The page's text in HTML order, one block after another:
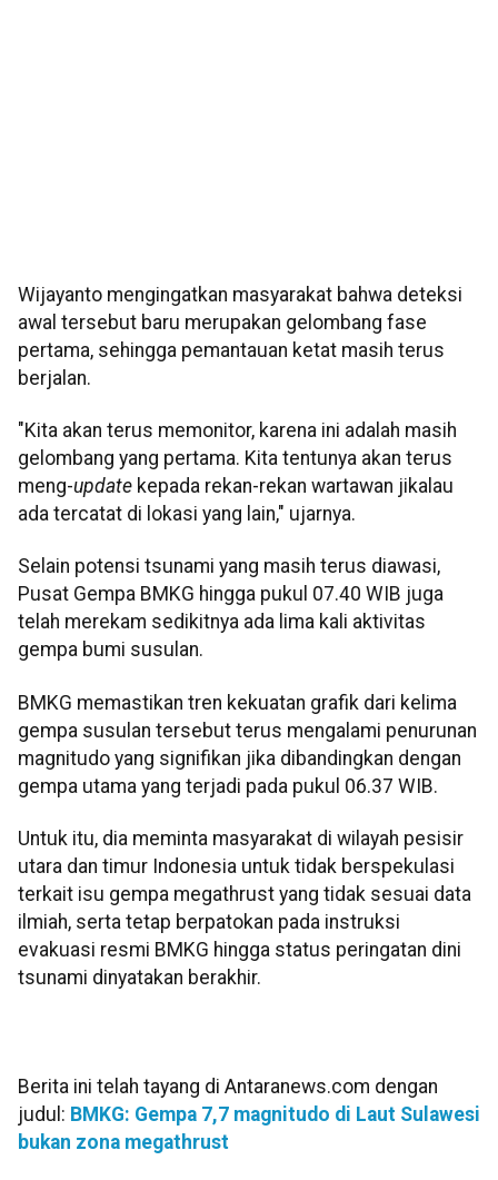
Wijayanto mengingatkan masyarakat bahwa deteksi
awal tersebut baru merupakan gelombang fase
pertama, sehingga pemantauan ketat masih terus
berjalan.
"Kita akan terus memonitor, karena ini adalah masih
gelombang yang pertama. Kita tentunya akan terus
meng-update kepada rekan-rekan wartawan jikalau
ada tercatat di lokasi yang lain," ujarnya.
Selain potensi tsunami yang masih terus diawasi,
Pusat Gempa BMKG hingga pukul 07.40 WIB juga
telah merekam sedikitnya ada lima kali aktivitas
gempa bumi susulan.
BMKG memastikan tren kekuatan grafik dari kelima
gempa susulan tersebut terus mengalami penurunan
magnitudo yang signifikan jika dibandingkan dengan
gempa utama yang terjadi pada pukul 06.37 WIB.
Untuk itu, dia meminta masyarakat di wilayah pesisir
utara dan timur Indonesia untuk tidak berspekulasi
terkait isu gempa megathrust yang tidak sesuai data
ilmiah, serta tetap berpatokan pada instruksi
evakuasi resmi BMKG hingga status peringatan dini
tsunami dinyatakan berakhir.
Berita ini telah tayang di Antaranews.com dengan
judul: BMKG: Gempa 7,7 magnitudo di Laut Sulawesi
bukan zona megathrust